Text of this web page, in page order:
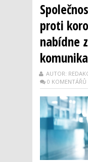
proti
nabídne
AUTOR:
0 KOMENTÁŘŮ